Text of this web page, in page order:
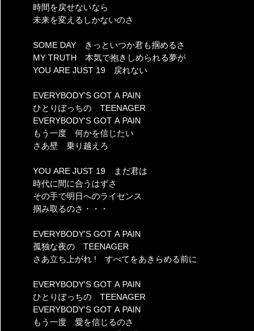
時間を戻せないなら
未来を変えるしかないのさ
SOME DAY きっといつか君も掴めるさ
MY TRUTH 本気で抱きしめられる夢が
YOU ARE JUST 19 戻れない
EVERYBODY'S GOT A PAIN
ひとりぼっちの TEENAGER
EVERYBODY'S GOT A PAIN
もう一度 何かを信じたい
さあ壁 乗り越えろ
YOU ARE JUST 19 まだ君は
時代に間に合うはずさ
その手で明日へのライセンス
掴み取るのさ・・・
EVERYBODY'S GOT A PAIN
孤独な夜の TEENAGER
さあ立ち上がれ ! すべてをあきらめる前に
EVERYBODY'S GOT A PAIN
ひとりぼっちの TEENAGER
EVERYBODY'S GOT A PAIN
もう一度 愛を信じるのさ